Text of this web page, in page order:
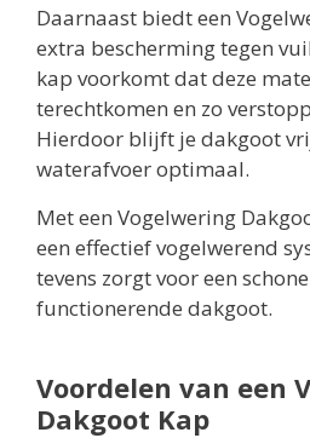
Daarnaast biedt een
extra bescherming tegen
kap voorkomt dat deze
terechtkomen en zo
Hierdoor blijft je dakgoot
waterafvoer optimaal.
Met een Vogelwering
een effectief vogelwerend
tevens zorgt voor een
functionerende dakgoot.
Voordelen van een
Dakgoot Kap